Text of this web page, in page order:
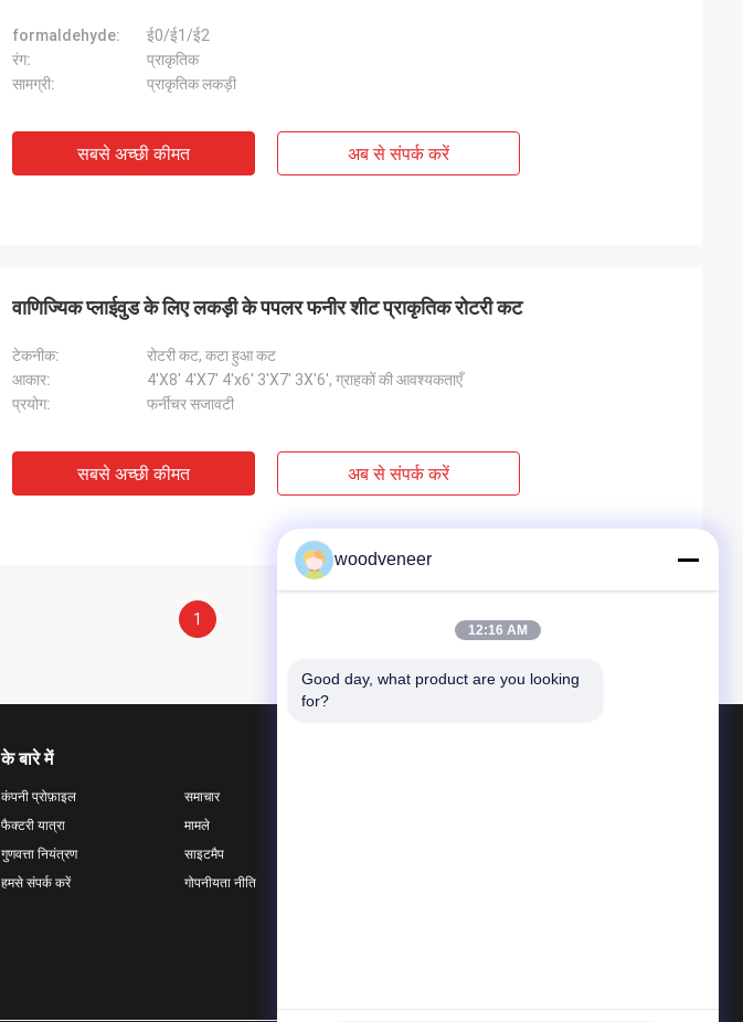
formaldehyde:
ई0/ई1/ई2
रंग:
प्राकृतिक
सामग्री:
प्राकृतिक लकड़ी
सबसे अच्छी कीमत अब से संपर्क करें
वाणिज्यिक प्लाईवुड के लिए लकड़ी के पपलर फनीर शीट प्राकृतिक रोटरी कट
टेकनीक:
रोटरी कट, कटा हुआ कट
आकार:
4'X8' 4'X7' 4'x6' 3'X7' 3X'6', ग्राहकों की आवश्यकताएँ
प्रयोग:
फर्नीचर सजावटी
सबसे अच्छी कीमत अब से संपर्क करें
1
के बारे में
कंपनी प्रोफ़ाइल
फैक्टरी यात्रा
गुणवत्ता नियंत्रण
हमसे संपर्क करें
समाचार
मामले
साइटमैप
गोपनीयता नीति
woodveneer
12:16 AM
Good day, what product are you looking
for?